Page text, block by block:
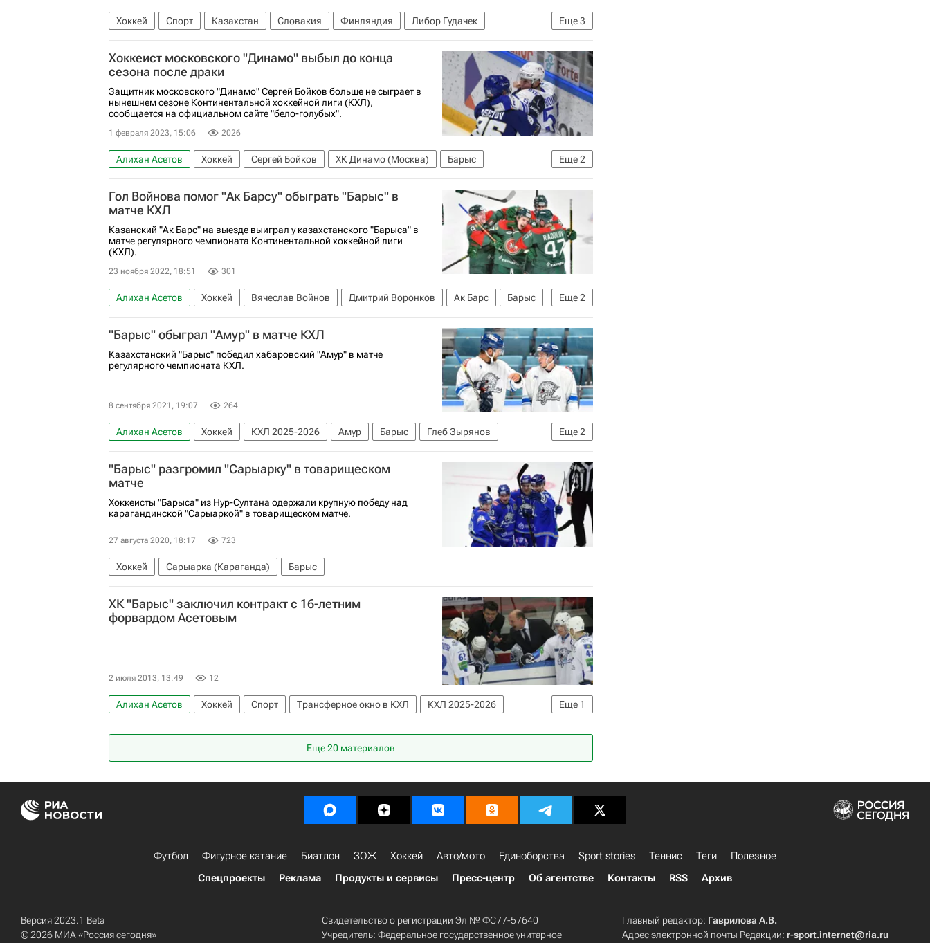
Еще3
Хоккей Спорт Казахстан Словакия Финляндия
Либор Гудачек
Матуш Сукел
Мартин Поспишил Международная федерация хоккея (IIHF)
Хоккеист московского "Динамо" выбыл до конца
сезона после драки
Защитник московского "Динамо" Сергей Бойков больше не сыграет в
нынешнем сезоне Континентальной хоккейной лиги (КХЛ),
сообщается на официальном сайте "бело-голубых".
1 февраля 2023, 15:06 2026
Еще2
Алихан Асетов Хоккей Сергей Бойков ХК Динамо (Москва)
Барыс
КХЛ 2025-2026
Регулярный чемпионат КХЛ
Гол Войнова помог "Ак Барсу" обыграть "Барыс" в
матче КХЛ
Казанский "Ак Барс" на выезде выиграл у казахстанского "Барыса" в
матче регулярного чемпионата Континентальной хоккейной лиги
(КХЛ).
23 ноября 2022, 18:51 301
Еще2
Алихан Асетов Хоккей Вячеслав Войнов Дмитрий Воронков Ак Барс
Барыс
Регулярный чемпионат КХЛ
КХЛ 2025-2026
"Барыс" обыграл "Амур" в матче КХЛ
Казахстанский "Барыс" победил хабаровский "Амур" в матче
регулярного чемпионата КХЛ.
8 сентября 2021, 19:07 264
Еще2
Алихан Асетов Хоккей КХЛ 2025-2026 Амур Барыс
Глеб Зырянов
Аркадий Шестаков
Кертис Волк
"Барыс" разгромил "Сарыарку" в товарищеском
матче
Хоккеисты "Барыса" из Нур-Султана одержали крупную победу над
карагандинской "Сарыаркой" в товарищеском матче.
27 августа 2020, 18:17 723
Хоккей Сарыарка (Караганда) Барыс
ХК "Барыс" заключил контракт с 16-летним
форвардом Асетовым
2 июля 2013, 13:49 12
Еще 1
Алихан Асетов Хоккей Спорт Трансферное окно в КХЛ
КХЛ 2025-2026
Еще 20 материалов
Футбол Фигурное катание Биатлон ЗОЖ Хоккей Авто/мото Единоборства Sport stories Теннис Теги
Полезное
Спецпроекты
Реклама Продукты и сервисы Пресс-центр Об агентстве Контакты RSS Архив
Версия 2023.1 Beta
© 2026 МИА «Россия сегодня»
Свидетельство о регистрации Эл № ФС77-57640
Учредитель: Федеральное государственное унитарное
Главный редактор: Гаврилова А.В.
Адрес электронной почты Редакции: r-sport.internet@ria.ru